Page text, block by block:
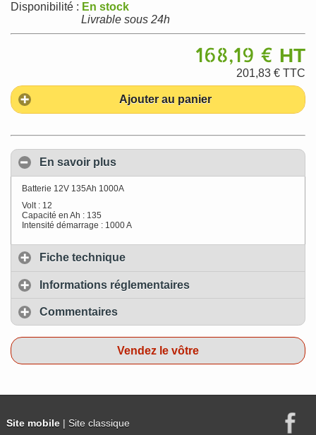
Disponibilité : En stock
Livrable sous 24h
168,19 € HT
201,83 € TTC
Ajouter au panier
En savoir plus
Batterie 12V 135Ah 1000A
Volt : 12
Capacité en Ah : 135
Intensité démarrage : 1000 A
Fiche technique
Informations réglementaires
Commentaires
Vendez le vôtre
Site mobile| Site classique